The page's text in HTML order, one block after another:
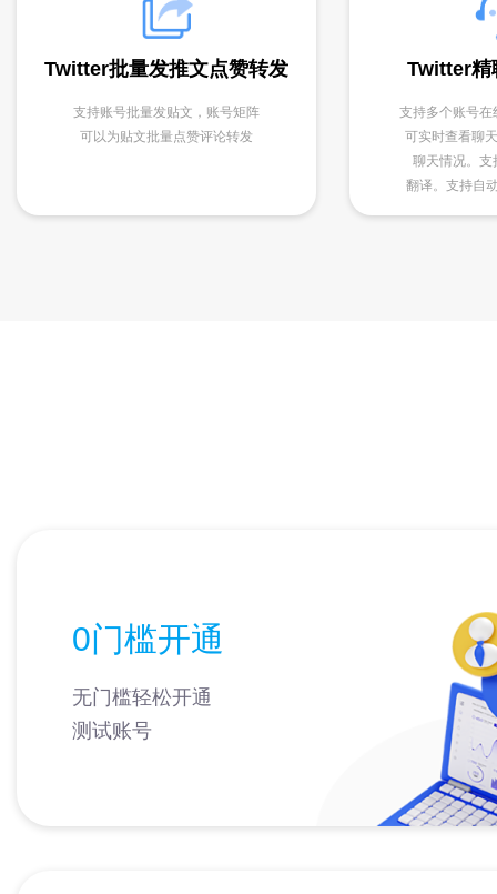
Twitter批量发推文点赞转发
支持账号批量发贴文，账号矩阵
可以为贴文批量点赞评论转发
Twitter精
支持多个账号在
可实时查看聊
聊天情况。支
翻译。支持自
0门槛开通
无门槛轻松开通
测试账号